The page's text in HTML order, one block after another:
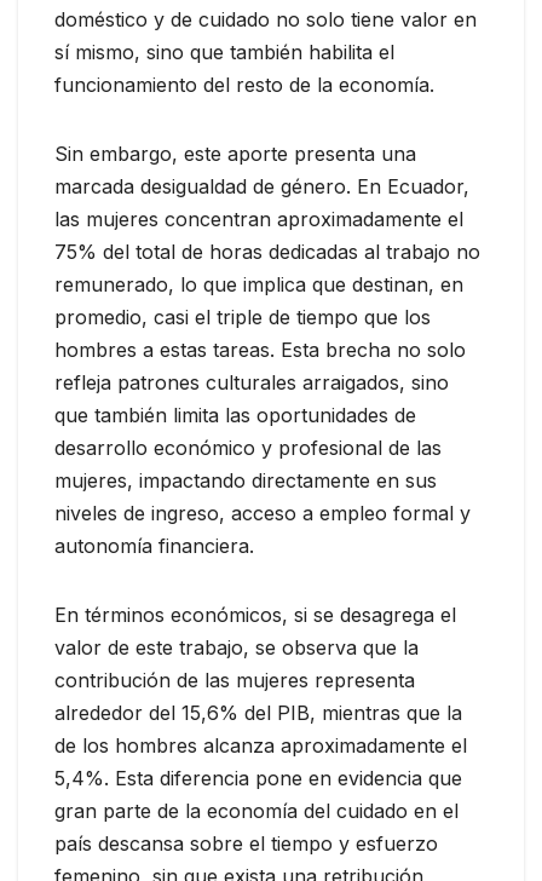
doméstico y de cuidado no solo tiene valor en
sí mismo, sino que también habilita el
funcionamiento del resto de la economía.
Sin embargo, este aporte presenta una
marcada desigualdad de género. En Ecuador,
las mujeres concentran aproximadamente el
75% del total de horas dedicadas al trabajo no
remunerado, lo que implica que destinan, en
promedio, casi el triple de tiempo que los
hombres a estas tareas. Esta brecha no solo
refleja patrones culturales arraigados, sino
que también limita las oportunidades de
desarrollo económico y profesional de las
mujeres, impactando directamente en sus
niveles de ingreso, acceso a empleo formal y
autonomía financiera.
En términos económicos, si se desagrega el
valor de este trabajo, se observa que la
contribución de las mujeres representa
alrededor del 15,6% del PIB, mientras que la
de los hombres alcanza aproximadamente el
5,4%. Esta diferencia pone en evidencia que
gran parte de la economía del cuidado en el
país descansa sobre el tiempo y esfuerzo
femenino, sin que exista una retribución